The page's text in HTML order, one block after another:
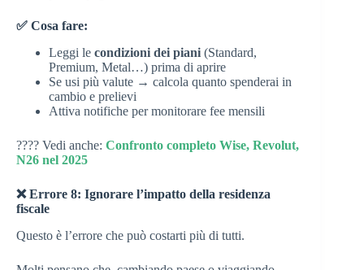
✅ Cosa fare:
Leggi le condizioni dei piani (Standard,
Premium, Metal…) prima di aprire
Se usi più valute → calcola quanto spenderai in
cambio e prelievi
Attiva notifiche per monitorare fee mensili
???? Vedi anche: Confronto completo Wise, Revolut,
N26 nel 2025
❌ Errore 8: Ignorare l’impatto della residenza
fiscale
Questo è l’errore che può costarti più di tutti.